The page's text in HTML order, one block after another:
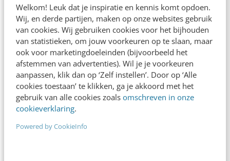
Welkom! Leuk dat je inspiratie en kennis komt opdoen.
Wij, en derde partijen, maken op onze websites gebruik
van cookies. Wij gebruiken cookies voor het bijhouden
van statistieken, om jouw voorkeuren op te slaan, maar
ook voor marketingdoeleinden (bijvoorbeeld het
afstemmen van advertenties). Wil je je voorkeuren
aanpassen, klik dan op ‘Zelf instellen’. Door op ‘Alle
cookies toestaan’ te klikken, ga je akkoord met het
gebruik van alle cookies zoals omschreven in onze
cookieverklaring.
Powered by CookieInfo
elsbeth@frankwatching.com. (Foto is gemaakt
door Michiel Ton.)
Dit bericht is geplaatst op ons open Business
channel en valt buiten de verantwoordelijkheid
van de redactie.